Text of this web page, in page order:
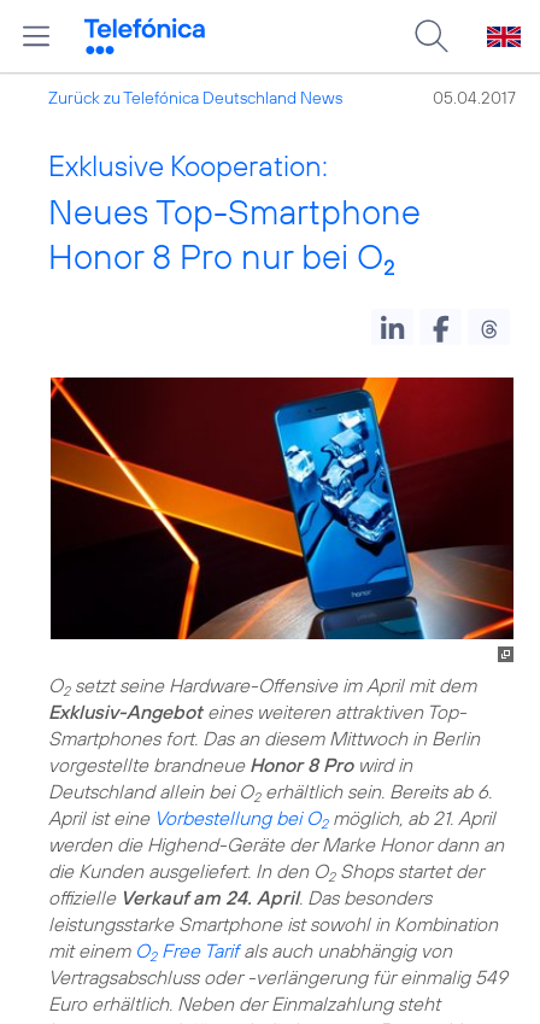
Zurück zu Telefónica Deutschland News 05.04.2017
Exklusive Kooperation:
Neues Top-Smartphone
Honor 8 Pro nur bei O2
O2setzt seine Hardware-Offensive im April mit dem
Exklusiv-Angeboteines weiteren attraktiven Top-
Smartphones fort. Das an diesem Mittwoch in Berlin
vorgestellte brandneue Honor 8 Prowird in
Deutschland allein bei O2erhältlich sein. Bereits ab 6.
April ist eine Vorbestellung bei O2möglich, ab 21. April
werden die Highend-Geräte der Marke Honor dann an
die Kunden ausgeliefert. In den O2Shops startet der
offizielle Verkauf am 24. April. Das besonders
leistungsstarke Smartphone ist sowohl in Kombination
mit einem O2Free Tarifals auch unabhängig von
Vertragsabschluss oder -verlängerung für einmalig 549
Euro erhältlich. Neben der Einmalzahlung steht